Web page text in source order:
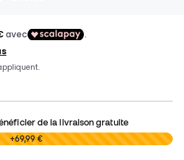
de la livraison gratuite
+69,99 €